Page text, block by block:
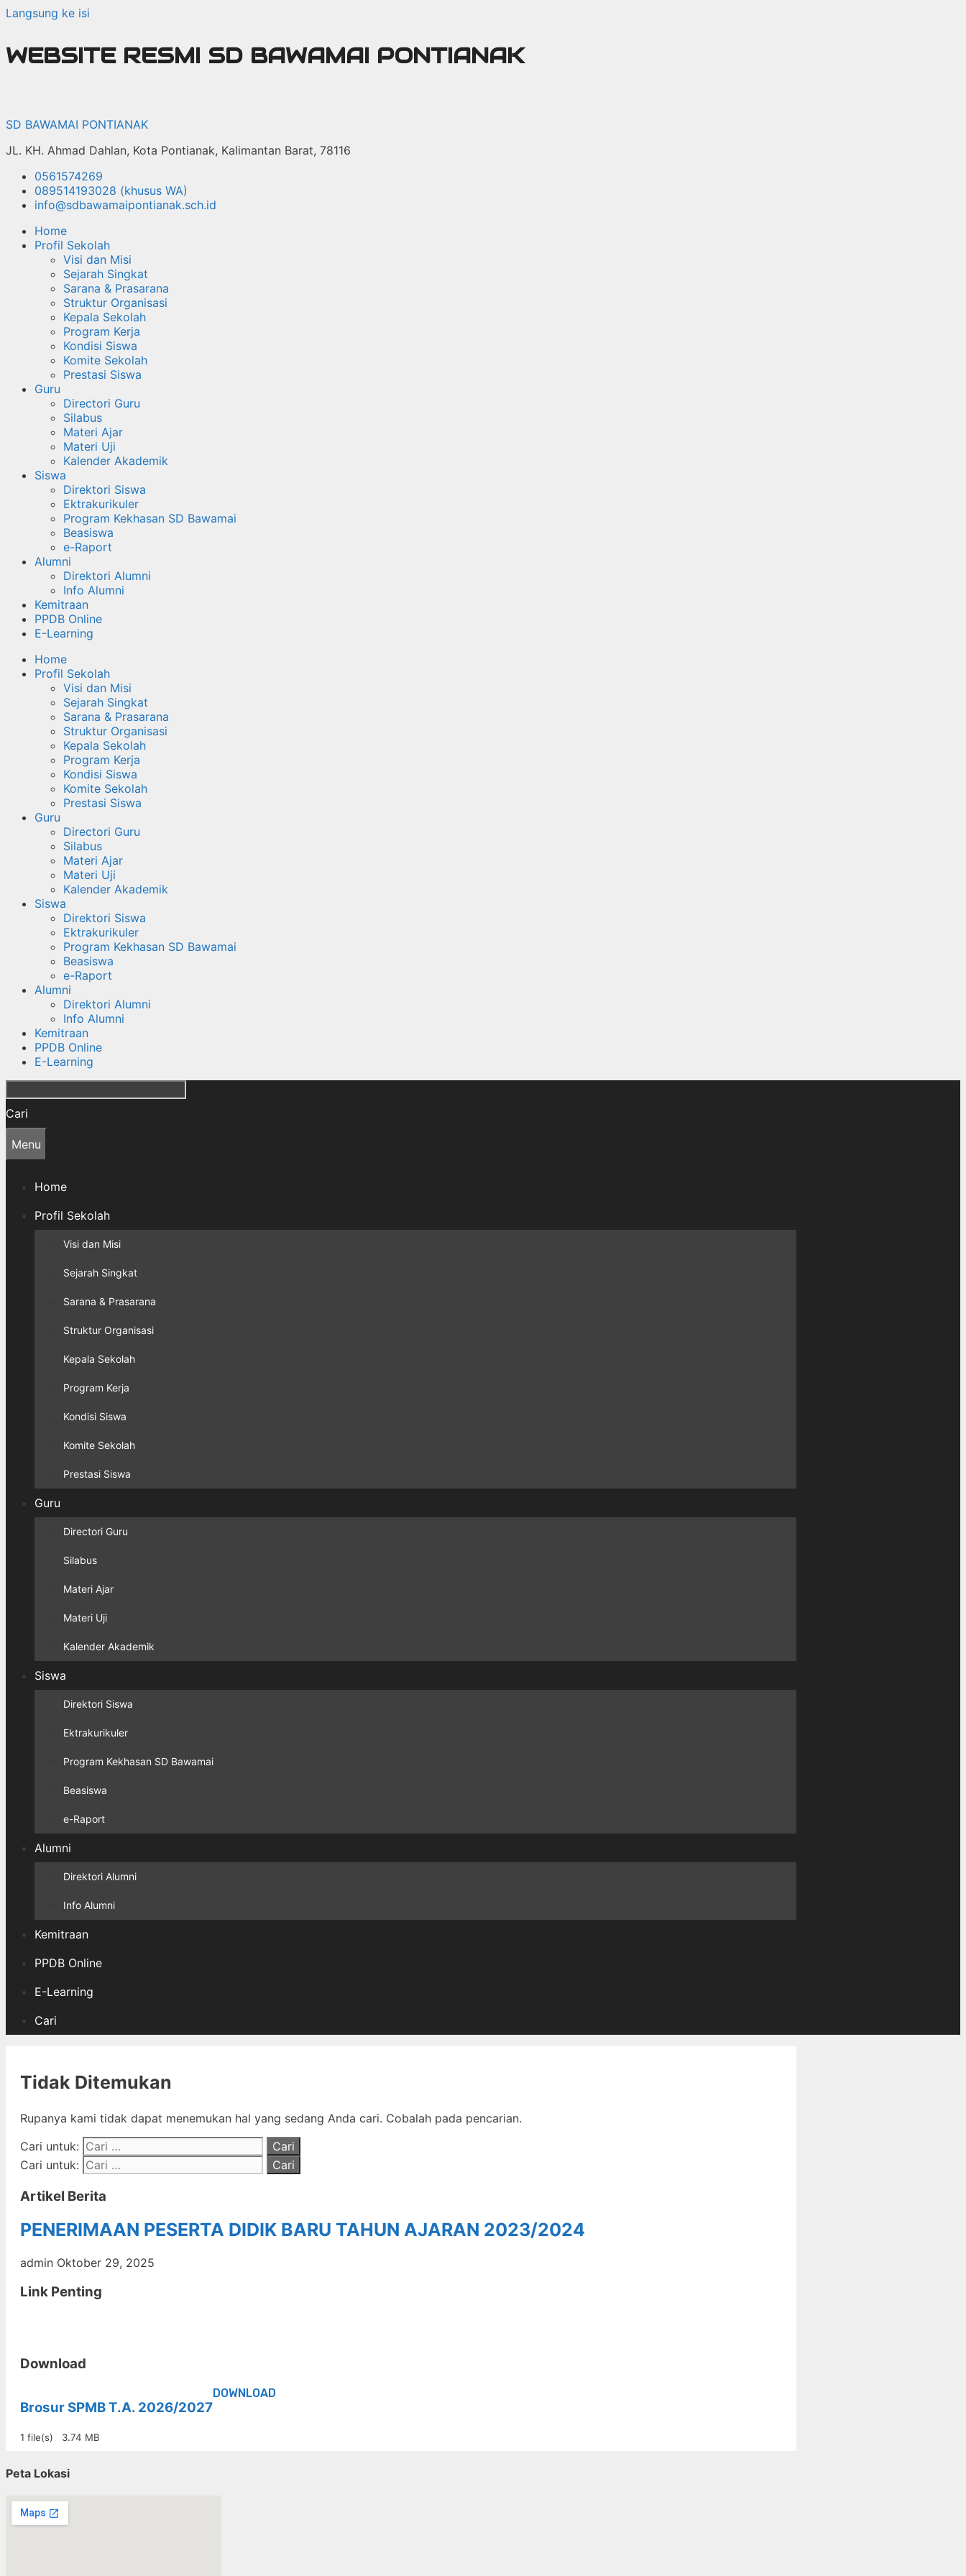
Langsung ke isi
WEBSITE RESMI SD BAWAMAI PONTIANAK
SD BAWAMAI PONTIANAK
JL. KH. Ahmad Dahlan, Kota Pontianak, Kalimantan Barat, 78116
0561574269
089514193028 (khusus WA)
info@sdbawamaipontianak.sch.id
Home
Profil Sekolah
Visi dan Misi
Sejarah Singkat
Sarana & Prasarana
Struktur Organisasi
Kepala Sekolah
Program Kerja
Kondisi Siswa
Komite Sekolah
Prestasi Siswa
Guru
Directori Guru
Silabus
Materi Ajar
Materi Uji
Kalender Akademik
Siswa
Direktori Siswa
Ektrakurikuler
Program Kekhasan SD Bawamai
Beasiswa
e-Raport
Alumni
Direktori Alumni
Info Alumni
Kemitraan
PPDB Online
E-Learning
Home
Profil Sekolah
Visi dan Misi
Sejarah Singkat
Sarana & Prasarana
Struktur Organisasi
Kepala Sekolah
Program Kerja
Kondisi Siswa
Komite Sekolah
Prestasi Siswa
Guru
Directori Guru
Silabus
Materi Ajar
Materi Uji
Kalender Akademik
Siswa
Direktori Siswa
Ektrakurikuler
Program Kekhasan SD Bawamai
Beasiswa
e-Raport
Alumni
Direktori Alumni
Info Alumni
Kemitraan
PPDB Online
E-Learning
Cari
Menu
Home
Profil Sekolah
Visi dan Misi
Sejarah Singkat
Sarana & Prasarana
Struktur Organisasi
Kepala Sekolah
Program Kerja
Kondisi Siswa
Komite Sekolah
Prestasi Siswa
Guru
Directori Guru
Silabus
Materi Ajar
Materi Uji
Kalender Akademik
Siswa
Direktori Siswa
Ektrakurikuler
Program Kekhasan SD Bawamai
Beasiswa
e-Raport
Alumni
Direktori Alumni
Info Alumni
Kemitraan
PPDB Online
E-Learning
Cari
Tidak Ditemukan
Rupanya kami tidak dapat menemukan hal yang sedang Anda cari. Cobalah pada pencarian.
Cari untuk:
Cari untuk:
Artikel Berita
PENERIMAAN PESERTA DIDIK BARU TAHUN AJARAN 2023/2024
admin Oktober 29, 2025
Link Penting
Download
Brosur SPMB T.A. 2026/2027
1 file(s) 3.74 MB
DOWNLOAD
Peta Lokasi